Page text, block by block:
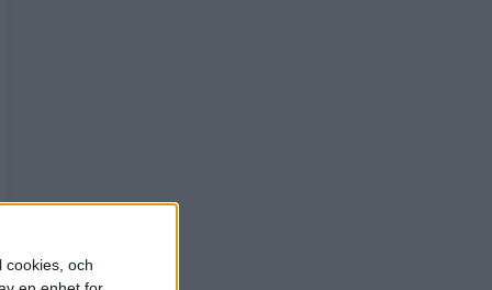
cookies, och